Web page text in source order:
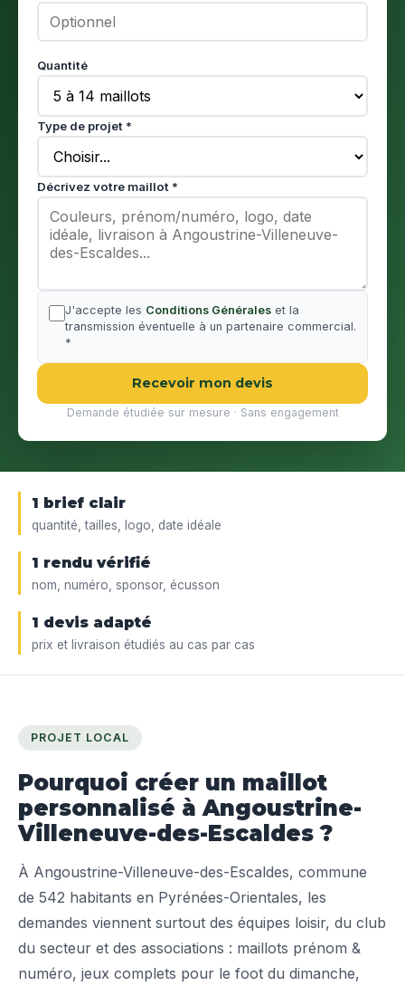
Quantité
Type de projet *
Décrivez votre maillot *
J'accepte les Conditions Générales et la
transmission éventuelle à un partenaire commercial.
*
Recevoir mon devis
Demande étudiée sur mesure · Sans engagement
1 brief clair
quantité, tailles, logo, date idéale
1 rendu vérifié
nom, numéro, sponsor, écusson
1 devis adapté
prix et livraison étudiés au cas par cas
PROJET LOCAL
Pourquoi créer un maillot
personnalisé à Angoustrine-
Villeneuve-des-Escaldes ?
À Angoustrine-Villeneuve-des-Escaldes, commune
de 542 habitants en Pyrénées-Orientales, les
demandes viennent surtout des équipes loisir, du club
du secteur et des associations : maillots prénom &
numéro, jeux complets pour le foot du dimanche,